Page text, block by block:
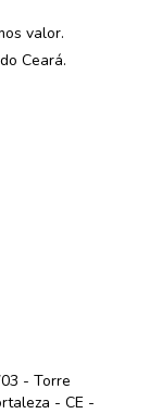
valor.
Ceará.
- Torre
- CE -